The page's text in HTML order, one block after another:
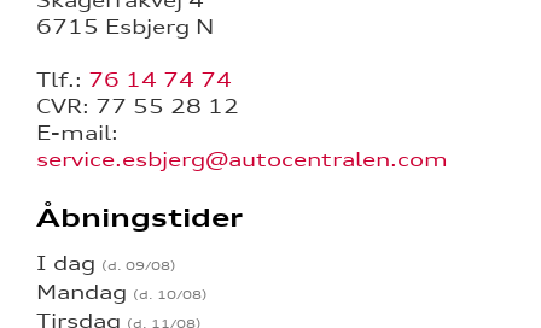
6715 Esbjerg N
Tlf.: 76 14 74 74
CVR: 77 55 28 12
E-mail:
service.esbjerg@autocentralen.com
Åbningstider
I dag
Mandag
Tirsdag